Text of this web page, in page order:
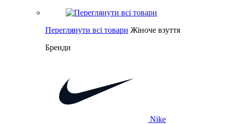
Переглянути всі товари Жіноче взуття
Бренди
Nike